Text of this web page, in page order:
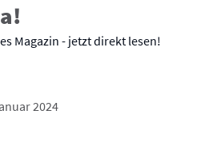
Magazin - jetzt direkt lesen!
2024